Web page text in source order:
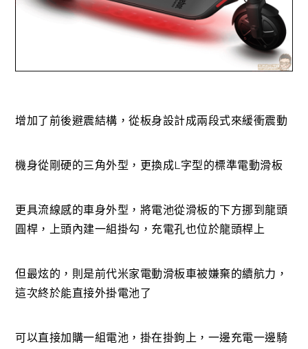
增加了前後避震結構，從板身設計成兩段式來緩衝震動
機身從剛硬的三角外型，更換成L字型的標準電動滑板
更具流線感的車身外型，將電池從滑板的下方挪到龍頭
圓桿，上頭內建一組掛勾，充電孔也位於龍頭桿上
但最炫的，則是前代米家電動滑板車被嫌棄的續航力，
這次終於能直接外掛電池了
可以直接加購一組電池，掛在掛鉤上，一邊充電一邊騎